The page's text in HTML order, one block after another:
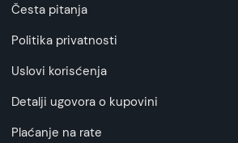
Česta pitanja
Politika privatnosti
Uslovi korisćenja
Detalji ugovora o kupovini
Plaćanje na rate